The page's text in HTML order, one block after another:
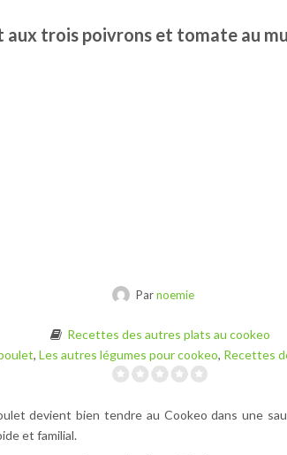
aux trois poivrons et tomate au
Parnoemie
Recettes des autres plats au cookeo
, Les autres légumes pour cookeo, Recettes
devient bien tendre au Cookeo dans une
et familial.